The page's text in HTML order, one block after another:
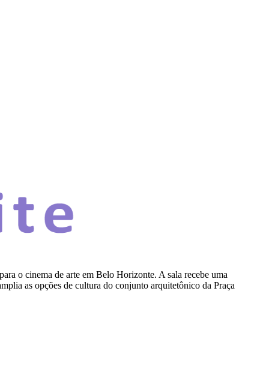
o cinema de arte em Belo Horizonte. A sala recebe uma
as opções de cultura do conjunto arquitetônico da Praça